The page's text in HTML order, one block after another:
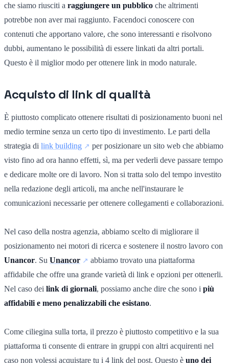
che siamo riusciti a raggiungere un pubblico che altrimenti
potrebbe non aver mai raggiunto. Facendoci conoscere con
contenuti che apportano valore, che sono interessanti e risolvono
dubbi, aumentano le possibilità di essere linkati da altri portali.
Questo è il miglior modo per ottenere link in modo naturale.
Acquisto di link di qualità
È piuttosto complicato ottenere risultati di posizionamento buoni nel
medio termine senza un certo tipo di investimento. Le parti della
strategia di link building
per posizionare un sito web che abbiamo
visto fino ad ora hanno effetti, sì, ma per vederli deve passare tempo
e dedicare molte ore di lavoro. Non si tratta solo del tempo investito
nella redazione degli articoli, ma anche nell'instaurare le
comunicazioni necessarie per ottenere collegamenti e collaborazioni.
Nel caso della nostra agenzia, abbiamo scelto di migliorare il
posizionamento nei motori di ricerca e sostenere il nostro lavoro con
Unancor. Su Unancor
abbiamo trovato una piattaforma
affidabile che offre una grande varietà di link e opzioni per ottenerli.
Nel caso dei link di giornali, possiamo anche dire che sono i più
affidabili e meno penalizzabili che esistano.
Come ciliegina sulla torta, il prezzo è piuttosto competitivo e la sua
piattaforma ti consente di entrare in gruppi con altri acquirenti nel
caso non volessi acquistare tu i 4 link del post. Questo è uno dei